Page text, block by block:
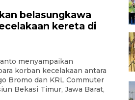
belasungkawa
kereta di
menyampaikan
korban kecelakaan antara
Bromo dan KRL Commuter
Bekasi Timur, Jawa Barat,